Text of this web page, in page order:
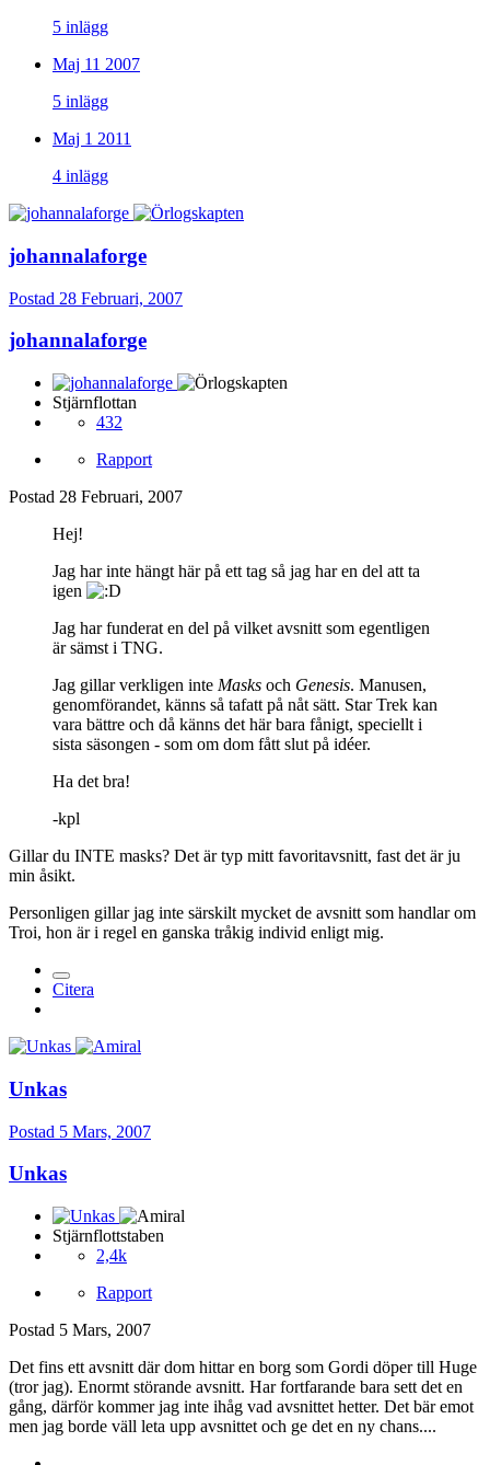
5 inlägg
Maj 11 2007
5 inlägg
Maj 1 2011
4 inlägg
johannalaforge
Postad 28 Februari, 2007
johannalaforge
Stjärnflottan
432
Rapport
Postad 28 Februari, 2007
Hej!
Jag har inte hängt här på ett tag så jag har en del att ta
igen
Jag har funderat en del på vilket avsnitt som egentligen
är sämst i TNG.
Jag gillar verkligen inte Masks och Genesis. Manusen,
genomförandet, känns så tafatt på nåt sätt. Star Trek kan
vara bättre och då känns det här bara fånigt, speciellt i
sista säsongen - som om dom fått slut på idéer.
Ha det bra!
-kpl
Gillar du INTE masks? Det är typ mitt favoritavsnitt, fast det är ju
min åsikt.
Personligen gillar jag inte särskilt mycket de avsnitt som handlar om
Troi, hon är i regel en ganska tråkig individ enligt mig.
Citera
Unkas
Postad 5 Mars, 2007
Unkas
Stjärnflottstaben
2,4k
Rapport
Postad 5 Mars, 2007
Det fins ett avsnitt där dom hittar en borg som Gordi döper till Huge
(tror jag). Enormt störande avsnitt. Har fortfarande bara sett det en
gång, därför kommer jag inte ihåg vad avsnittet hetter. Det bär emot
men jag borde väll leta upp avsnittet och ge det en ny chans....